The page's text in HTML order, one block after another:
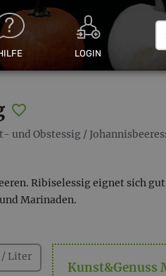
LOGIN
und Obstessig /
Ribiselessig eignet sich
Marinaden.
Liter
Kunst&Genuss